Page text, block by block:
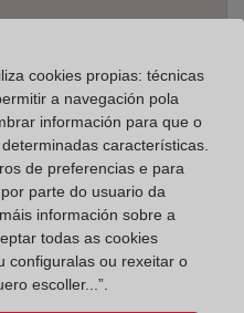
46600
a 17:00 horas
de 09:00 a 14:00 horas
cookies propias: técnicas
a navegación pola
información para que o
características.
de preferencias e para
parte do usuario da
información sobre a
todas as cookies
configuralas ou rexeitar o
escoller...”.